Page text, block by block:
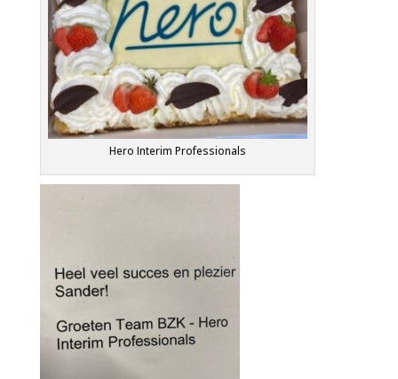
Hero Interim Professionals